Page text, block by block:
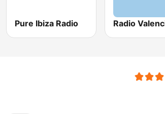
Pure Ibiza Radio Radio